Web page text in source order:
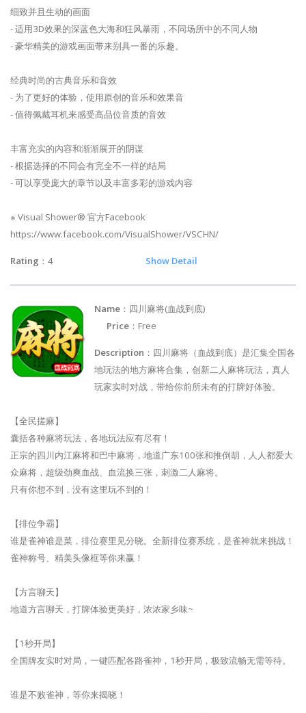
细致并且生动的画面
- 适用3D效果的深蓝色大海和狂风暴雨，不同场所中的不同人物
- 豪华精美的游戏画面带来别具一番的乐趣。
经典时尚的古典音乐和音效
- 为了更好的体验，使用原创的音乐和效果音
- 值得佩戴耳机来感受高品位音质的音效
丰富充实的內容和渐渐展开的阴谋
- 根据选择的不同会有完全不一样的结局
- 可以享受庞大的章节以及丰富多彩的游戏内容
※ Visual Shower® 官方Facebook
https://www.facebook.com/VisualShower/VSCHN/
Rating ：4 Show Detail
Name ：四川麻将(血战到底)
Price ：Free
Description ：四川麻将（血战到底）是汇集全国各
地玩法的地方麻将合集，创新二人麻将玩法，真人
玩家实时对战，带给你前所未有的打牌好体验。
【全民搓麻】
囊括各种麻将玩法，各地玩法应有尽有！
正宗的四川内江麻将和巴中麻将，地道广东100张和推倒胡，人人都爱大
众麻将，超级劲爽血战、血流换三张，刺激二人麻将。
只有你想不到，没有这里玩不到的！
【排位争霸】
谁是雀神谁是菜，排位赛里见分晓。全新排位赛系统，是雀神就来挑战！
雀神称号、精美头像框等你来赢！
【方言聊天】
地道方言聊天，打牌体验更美好，浓浓家乡味~
【1秒开局】
全国牌友实时对局，一键匹配各路雀神，1秒开局，极致流畅无需等待。
谁是不败雀神，等你来揭晓！